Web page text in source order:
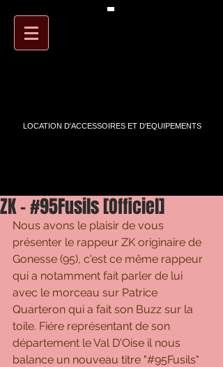
LOCATION D'ACCESSOIRES ET D'EQUIPEMENTS
ZK - #95Fusils [Officiel]
Nous avons le plaisir de vous
présenter le rappeur ZK originaire de
Gonesse (95), c'est ce même rappeur
qui a notamment fait parler de lui
avec le morceau sur Patrice
Quarteron qui a fait son Buzz sur la
toile. Fiére représentant de son
département le Val D'Oise il nous
balance un nouveau titre "#95Fusils"